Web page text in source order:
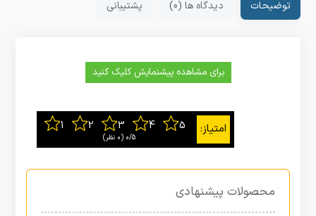
توضیحات دیدگاه ها (0) پشتیبانی
برای مشاهده پیشنمایش کلیک کنید
0/5 ‫(0 نظر)
محصولات پیشنهادی